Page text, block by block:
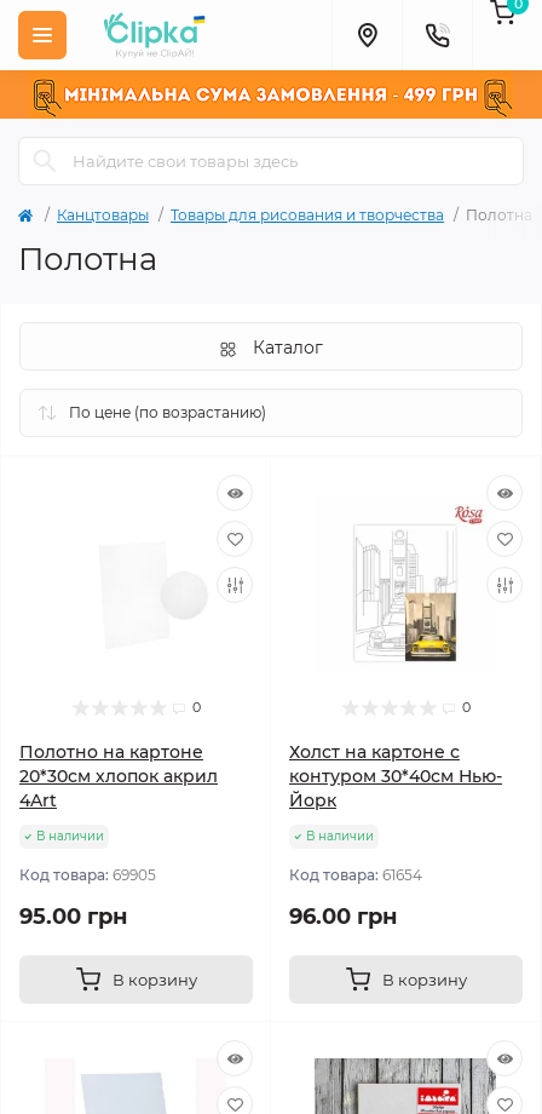
Канцтовары Товары для рисования и творчества Полотна
Полотна
Каталог
0
Полотно на картоне
20*30см хлопок акрил
4Art
В наличии
Код товара: 69905
95.00 грн
В корзину
0
Холст на картоне с
контуром 30*40см Нью-
Йорк
В наличии
Код товара: 61654
96.00 грн
В корзину